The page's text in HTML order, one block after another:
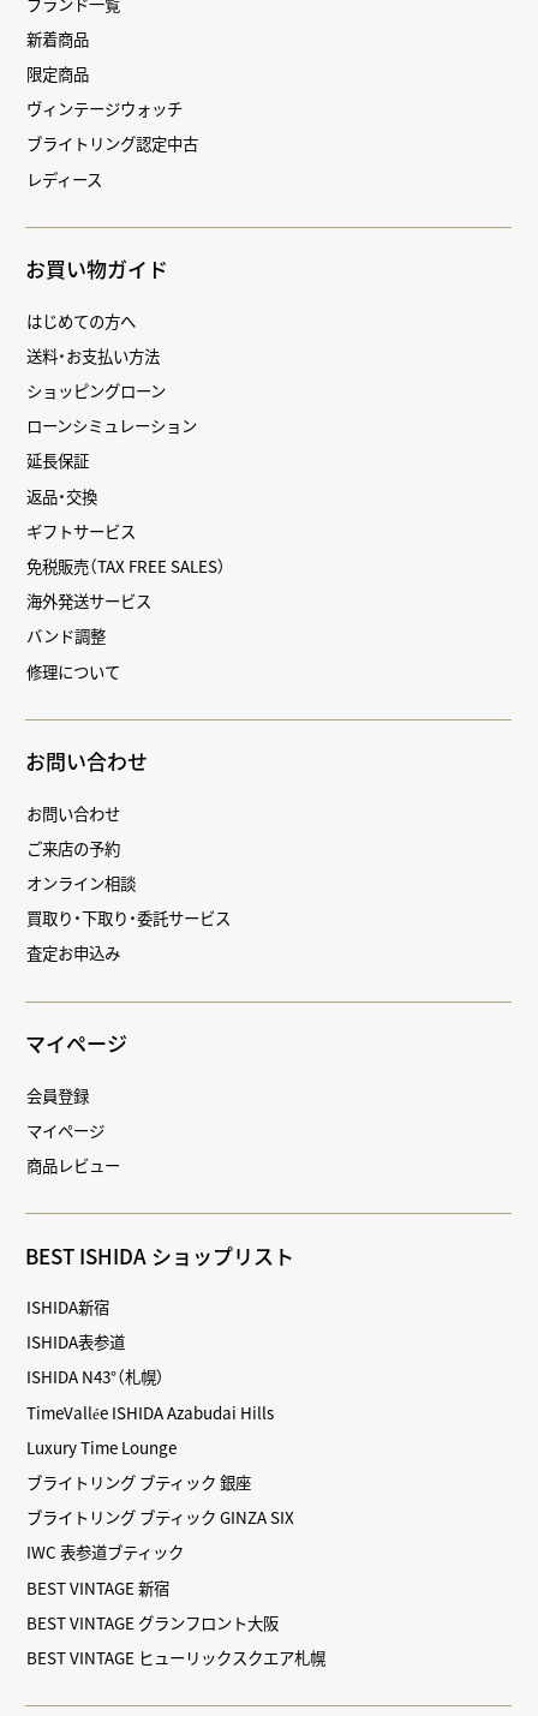
新着商品
限定商品
ヴィンテージウォッチ
ブライトリング認定中古
レディース
お買い物ガイド
はじめての方へ
送料・お支払い方法
ショッピングローン
ローンシミュレーション
延長保証
返品・交換
ギフトサービス
免税販売（TAX FREE SALES）
海外発送サービス
バンド調整
修理について
お問い合わせ
お問い合わせ
ご来店の予約
オンライン相談
買取り・下取り・委託サービス
査定お申込み
マイページ
会員登録
マイページ
商品レビュー
BEST ISHIDA ショップリスト
ISHIDA新宿
ISHIDA表参道
ISHIDA N43°（札幌）
TimeVallée ISHIDA Azabudai Hills
Luxury Time Lounge
ブライトリング ブティック 銀座
ブライトリング ブティック GINZA SIX
IWC 表参道ブティック
BEST VINTAGE 新宿
BEST VINTAGE グランフロント大阪
BEST VINTAGE ヒューリックスクエア札幌